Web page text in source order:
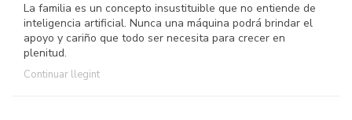
La familia es un concepto insustituible que no entiende de
inteligencia artificial. Nunca una máquina podrá brindar el
apoyo y cariño que todo ser necesita para crecer en
plenitud.
Continuar llegint